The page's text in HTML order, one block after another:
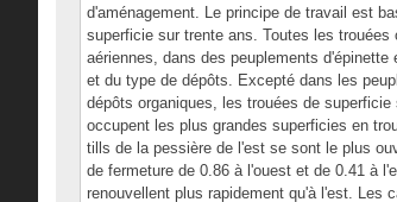
d'aménagement. Le principe de travail est
superficie sur trente ans. Toutes les
aériennes, dans des peuplements
et du type de dépôts. Excepté dans les
dépôts organiques, les trouées de
occupent les plus grandes superficies en
tills de la pessière de l'est se sont le plus
de fermeture de 0.86 à l'ouest et de 0.41 à
renouvellent plus rapidement qu'à l'est. Les